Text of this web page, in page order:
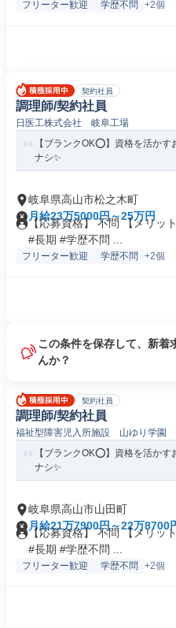
フリーター歓迎 学歴不問 +2個
契約社員
調理師/契約社員
日医工株式会社 岐阜工場
【ブランクOK⭕️】資格を活かす
ナシ✨
岐阜県高山市松之木町
月給23万5000円～25万円
【応募資格】 不問 【メリッ
#長期 #学歴不問 ...
フリーター歓迎 学歴不問 +2個
この条件を保存して、新着
んか？
契約社員
調理師/契約社員
福祉型障害児入所施設 山ゆり学園
【ブランクOK⭕️】資格を活かす
ナシ✨
岐阜県高山市山田町
月給21万7900円～22万8700
【応募資格】 不問 【メリッ
#長期 #学歴不問 ...
フリーター歓迎 学歴不問 +2個